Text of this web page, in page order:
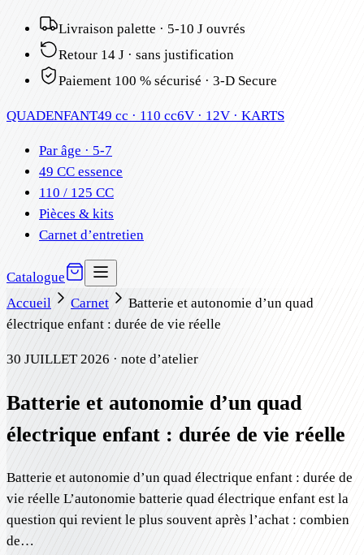
Livraison palette · 5-10 J ouvrés
Retour 14 J · sans justification
Paiement 100 % sécurisé · 3-D Secure
QUADENFANT49 cc · 110 cc6V · 12V · KARTS
Par âge · 5-7
49 CC essence
110 / 125 CC
Pièces & kits
Carnet d’entretien
Catalogue
Accueil
Carnet
Batterie et autonomie d’un quad
électrique enfant : durée de vie réelle
30 JUILLET 2026 · note d’atelier
Batterie et autonomie d’un quad
électrique enfant : durée de vie réelle
Batterie et autonomie d’un quad électrique enfant : durée de
vie réelle L’autonomie batterie quad électrique enfant est la
question qui revient le plus souvent après l’achat : combien
de…